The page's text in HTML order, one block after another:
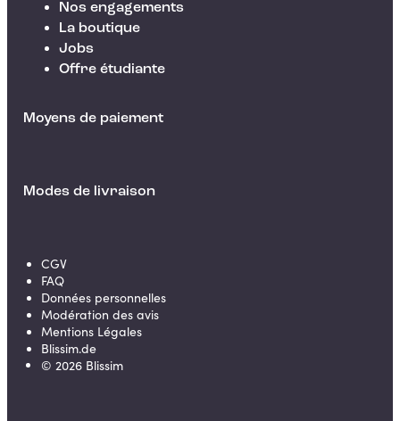
Nos engagements
La boutique
Jobs
Offre étudiante
Moyens de paiement
Modes de livraison
CGV
FAQ
Données personnelles
Modération des avis
Mentions Légales
Blissim.de
© 2026 Blissim